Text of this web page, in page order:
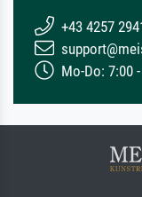
+43 4257
Mo-Do: 7:00